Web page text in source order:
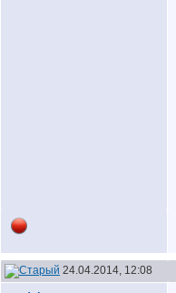
24.04.2014, 12:08